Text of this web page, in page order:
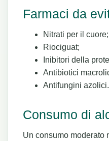
Farmaci da
Nitrati per il cuore;
Riociguat;
Inibitori della
Antibiotici
Antifungini azolici.
Consumo di
Un consumo moderato